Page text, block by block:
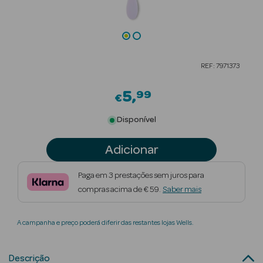
Beauty Season
Nutricosmética
Perfumes
Beauty Season
REF: 7971373
€5 99
Disponível
Adicionar
Paga em 3 prestações sem juros para
compras acima de € 59. Saber mais
A campanha e preço poderá diferir das restantes lojas Wells.
Descrição